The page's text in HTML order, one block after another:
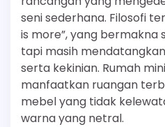
seni sederhana. Filosofi
is more”, yang bermakna
tapi masih
serta kekinian. Rumah
manfaatkan ruangan
mebel yang tidak
warna yang netral.